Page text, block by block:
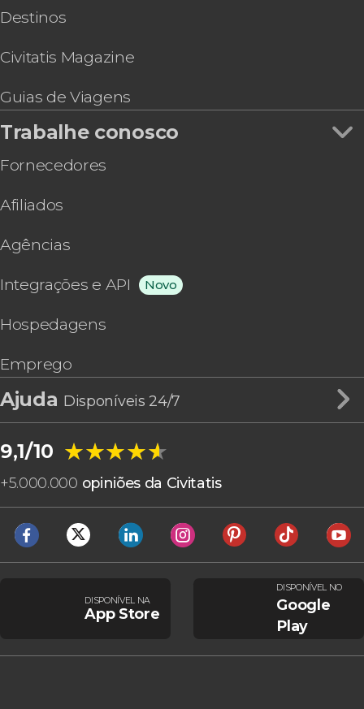
Destinos
Civitatis Magazine
Guias de Viagens
Trabalhe conosco
Fornecedores
Afiliados
Agências
Integrações e API Novo
Hospedagens
Emprego
Ajuda Disponíveis 24/7
9,1/10 ★★★★★
★★★★★
+5.000.000 opiniões da Civitatis
DISPONÍVEL NA
App Store
DISPONÍVEL NO
Google
Play